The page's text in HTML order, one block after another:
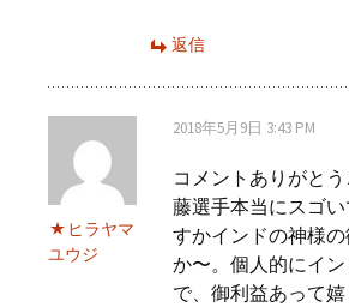
返信
ヒラヤマ
ユウジ
2018年5月9日 3:43 PM
コメントありがと
藤選手本当にスゴ
すかインドの神様
か〜。個人的にイ
で、御利益あって